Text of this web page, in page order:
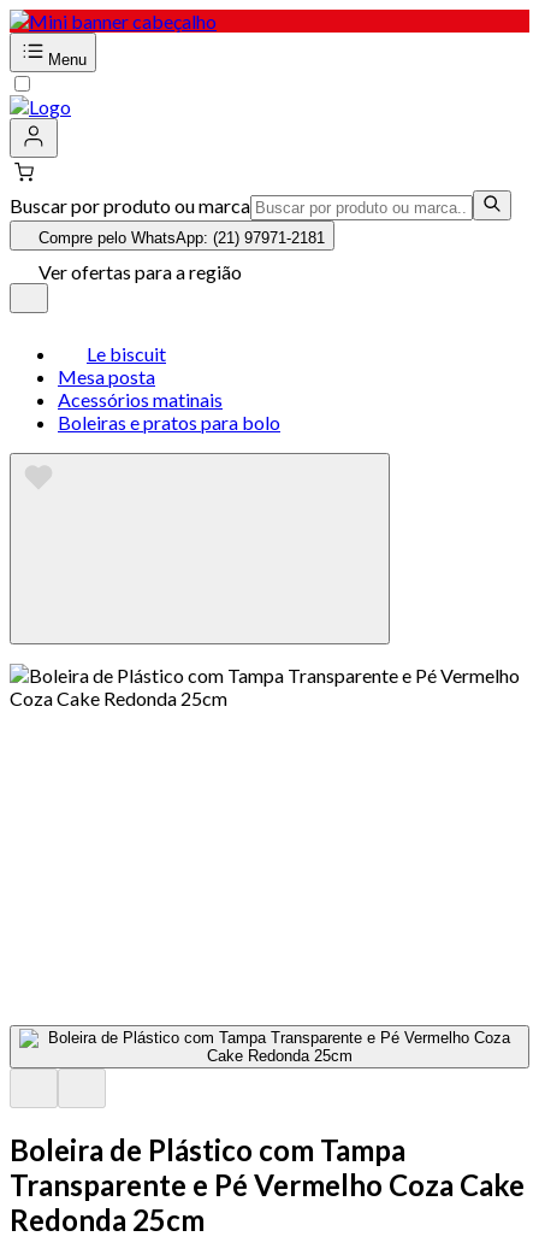
Menu
Buscar por produto ou marca
Compre pelo WhatsApp: (21) 97971-2181
Ver ofertas para a região
Le biscuit
Mesa posta
Acessórios matinais
Boleiras e pratos para bolo
Boleira de Plástico com Tampa
Transparente e Pé Vermelho Coza Cake
Redonda 25cm